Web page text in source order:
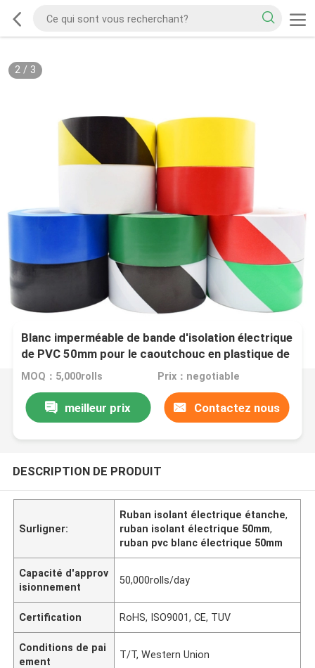
2/ 3
Blanc imperméable de bande d'isolation électrique
de PVC 50mm pour le caoutchouc en plastique de
tuyau
MOQ：5,000rolls Prix：negotiable
meilleur prix Contactez nous
DESCRIPTION DE PRODUIT
Surligner:
Ruban isolant électrique étanche,
ruban isolant électrique 50mm,
ruban pvc blanc électrique 50mm
Capacité d'approv
isionnement
50,000rolls/day
Certification RoHS, ISO9001, CE, TUV
Conditions de pai
ement
T/T, Western Union